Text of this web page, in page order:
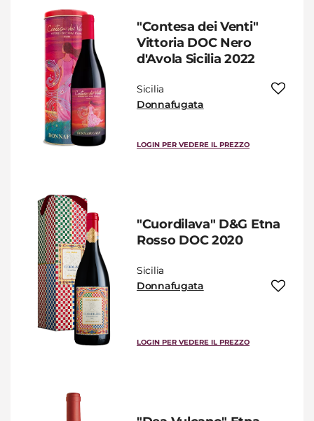
"Contesa dei Venti"
Vittoria DOC Nero
d'Avola Sicilia 2022
Sicilia
Donnafugata
LOGIN PER VEDERE IL PREZZO
"Cuordilava" D&G Etna
Rosso DOC 2020
Sicilia
Donnafugata
LOGIN PER VEDERE IL PREZZO